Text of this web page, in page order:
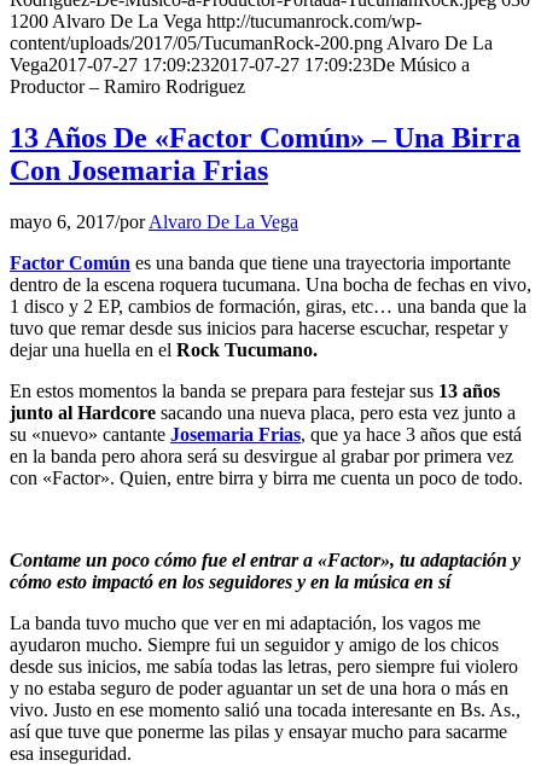
1200 Alvaro De La Vega http://tucumanrock.com/wp-
content/uploads/2017/05/TucumanRock-200.png Alvaro De La
Vega2017-07-27 17:09:232017-07-27 17:09:23De Músico a
Productor – Ramiro Rodriguez
13 Años De «Factor Común» – Una Birra
Con Josemaria Frias
mayo 6, 2017/porAlvaro De La Vega
Factor Común es una banda que tiene una trayectoria importante
dentro de la escena roquera tucumana. Una bocha de fechas en vivo,
1 disco y 2 EP, cambios de formación, giras, etc… una banda que la
tuvo que remar desde sus inicios para hacerse escuchar, respetar y
dejar una huella en el Rock Tucumano.
En estos momentos la banda se prepara para festejar sus 13 años
junto al Hardcore sacando una nueva placa, pero esta vez junto a
su «nuevo» cantante Josemaria Frias, que ya hace 3 años que está
en la banda pero ahora será su desvirgue al grabar por primera vez
con «Factor». Quien, entre birra y birra me cuenta un poco de todo.
Contame un poco cómo fue el entrar a «Factor», tu adaptación y
cómo esto impactó en los seguidores y en la música en sí
La banda tuvo mucho que ver en mi adaptación, los vagos me
ayudaron mucho. Siempre fui un seguidor y amigo de los chicos
desde sus inicios, me sabía todas las letras, pero siempre fui violero
y no estaba seguro de poder aguantar un set de una hora o más en
vivo. Justo en ese momento salió una tocada interesante en Bs. As.,
así que tuve que ponerme las pilas y ensayar mucho para sacarme
esa inseguridad.